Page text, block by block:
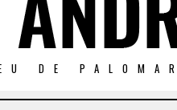
DE PALOMAR